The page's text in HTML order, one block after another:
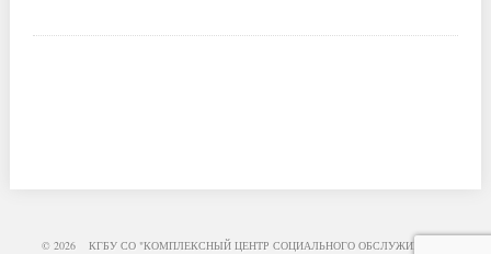
© 2026 КГБУ СО "КОМПЛЕКСНЫЙ ЦЕНТР СОЦИАЛЬНОГО ОБСЛУЖИВАНИЯ